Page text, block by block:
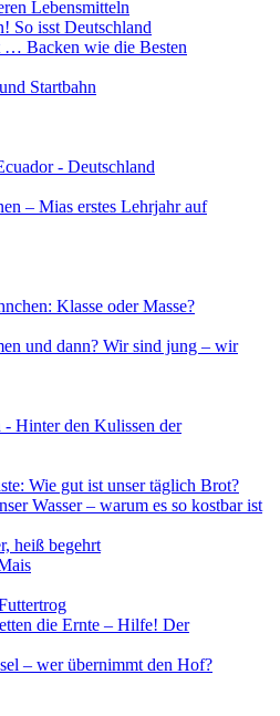
Lebensmitteln
So isst Deutschland
Backen wie die Besten
Startbahn
- Deutschland
– Mias erstes Lehrjahr auf
Klasse oder Masse?
und dann? Wir sind jung – wir
- Hinter den Kulissen der
Wie gut ist unser täglich Brot?
Wasser – warum es so kostbar ist
heiß begehrt
die Ernte – Hilfe! Der
– wer übernimmt den Hof?